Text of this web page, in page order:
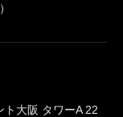
大阪 タワーA 22